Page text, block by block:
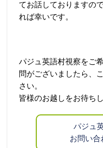
てお話しておりますの
れば幸いです。
パジュ英語村視察をご
問がございましたら、
さい。
皆様のお越しをお待ち
パジュ
お問い合